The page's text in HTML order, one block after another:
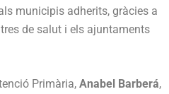
municipis adherits, gràcies a
de salut i els ajuntaments
Primària, Anabel Barberá,